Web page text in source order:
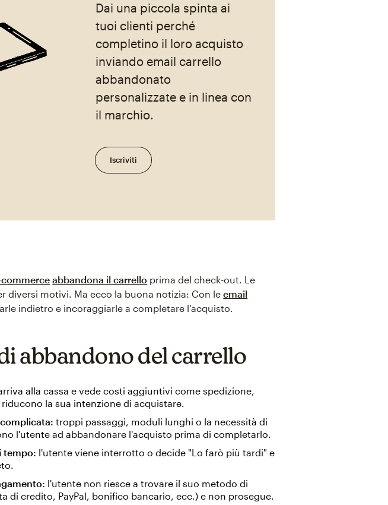
Dai una piccola spinta ai
tuoi clienti perché
completino il loro acquisto
inviando email carrello
abbandonato
personalizzate e in linea con
il marchio.
Iscriviti
abbandona il carrello prima del check-out. Le
diversi motivi. Ma ecco la buona notizia: Con leemail
indietro e incoraggiarle a completare l’acquisto.
abbandono del carrello
alla cassa e vede costi aggiuntivi come spedizione,
la sua intenzione di acquistare.
troppi passaggi, moduli lunghi o la necessità di
l'utente ad abbandonare l'acquisto prima di completarlo.
tempo: l'utente viene interrotto o decide "Lo farò più tardi" e
l'utente non riesce a trovare il suo metodo di
di credito, PayPal, bonifico bancario, ecc.) e non prosegue.